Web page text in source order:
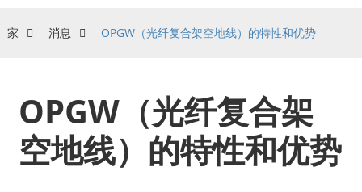
家 消息 OPGW（光纤复合架空地线）的特性和优势
OPGW（光纤复合架
空地线）的特性和优势